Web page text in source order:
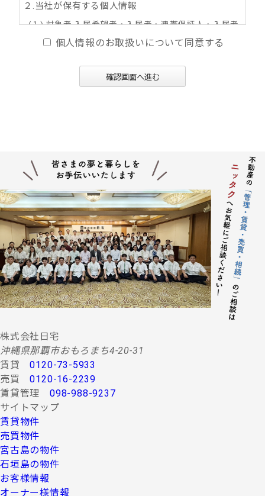
２.当社が保有する個人情報
(１) 対象者 入居希望者・入居者・連帯保証人・入居者
家族・同居人・不動産の所有者その他権利者
(２) 取得情報内容 住所・氏名・性別・生年月日・年
アドレス）・自宅電話番号・個人Ｅ-mail アドレス
(１) 不動産の賃貸、売買、交換、及びそれらの媒介・
代理、紹介、入居申込結果等の連絡、信用情報機
関への信用照会、物件の管理等に関する契約その
他取り決め事項の履行に必要な範囲における利用
並びに当社及び当社グループ会社（アパマンショ
ップ本部及び加盟企業を含む：以下同じ）が提供
する情報・サービスの提供。
(２) 当社グループ会社によるコンサルティング、調査
等に関する契約その他取り決め事項の履行に必要
な範囲における利用並びに情報・サービスの提
供。
(３) 当社グループ会社における広告・宣伝、その他当
社グループ会社より発送されるダイレクトメール
又は、Ｅ-mail、Ｗｅｂサイト等を利用した情報サ
ービスの提供。
(４) 当社グループ会社が行う顧客動向調査、市場調
査、商品開発等の分析データ並びに広告反響等の
各種調査。
(５) 前各項に定める利用目的の達成に必要な範囲にお
ける個人情報の第三者提供。
４.お客様の個人情報の第三者への提供
第三者への提供にあたっては、機密保持のために必要な
措置を講じます。なお、上記利用目的の達成に必要な範
囲内において業務委託先に情報を提供する場合など、法
令に反しない範囲で停止請求をお受けできないことがあ
ります。 お客様の個人情報は、上記利用目的のために以
下の者に対して書面または口頭もしくはその他媒体によ
個人情報のお取扱いについて同意する
確認画面へ進む
株式会社日宅
沖縄県那覇市おもろまち4-20-31
賃貸0120-73-5933
売買0120-16-2239
賃貸管理 098-988-9237
サイトマップ
賃貸物件
売買物件
宮古島の物件
石垣島の物件
お客様情報
オーナー様情報